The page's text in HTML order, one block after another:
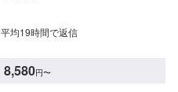
平均19時間で返信
8,580円〜